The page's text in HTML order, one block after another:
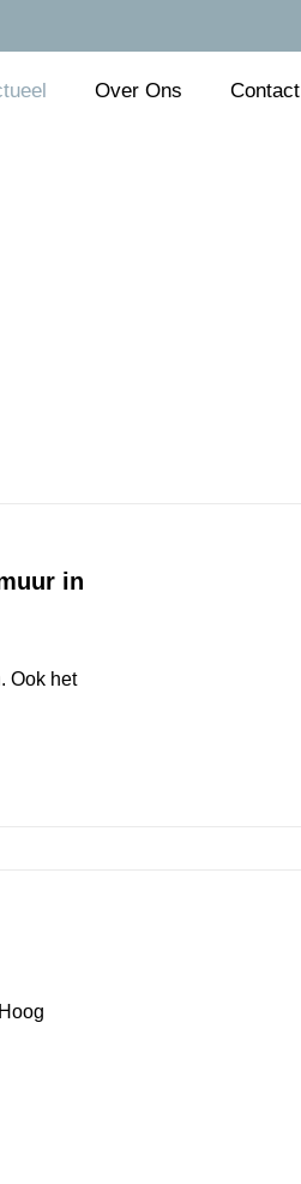
Over Ons Contact
in
Ook het